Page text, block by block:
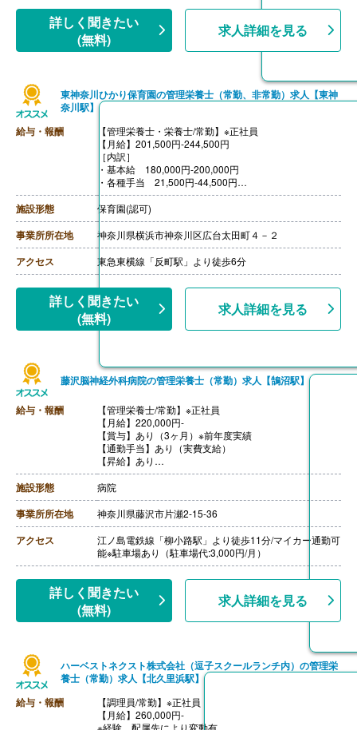
の父母・満18歳以上の就学している子）
※扶養している場合
【賞与】あり（基本給×3.60ヶ月分/年）※前年度実績
【通勤手当】あり（上限なし）
【退職金】あり※勤続3年以上、55歳到達時までの就業年
数に応じて支給
詳しく聞きたい
(無料)
求人詳細を見る
東神奈川ひかり保育園の管理栄養士（常勤、非常勤）求人【東神
奈川駅】
給与・報酬
【管理栄養士・栄養士/常勤】※正社員
【月給】201,500円-244,500円
［内訳］
・基本給 180,000円-200,000円
・各種手当 21,500円-44,500円
［その他手当］
・時間外手当※30分を超える時間外労働は残業代として
追加で支給
・賃貸住宅家賃補助制度 18,000円/月
【賞与】年2回（計2.00ヶ月分）※前年度実績
【通勤手当】あり（上限30,000円/月）
【昇給】あり（1月あたり3,000円-10,000円）※前年度実
【退職金】なし
施設形態 保育園(認可)
事業所所在地 神奈川県横浜市神奈川区広台太田町４－２
アクセス 東急東横線「反町駅」より徒歩6分
詳しく聞きたい
(無料)
求人詳細を見る
藤沢脳神経外科病院の管理栄養士（常勤）求人【鵠沼駅】
給与・報酬
【管理栄養士/常勤】※正社員
【月給】220,000円-
【賞与】あり（3ヶ月）※前年度実績
【通勤手当】あり（実費支給）
【昇給】あり
【退職金】あり※勤続3年以上
施設形態 病院
事業所所在地 神奈川県藤沢市片瀬2-15-36
アクセス
江ノ島電鉄線「柳小路駅」より徒歩11分/マイカー通勤可
能※駐車場あり（駐車場代:3,000円/月）
詳しく聞きたい
(無料)
求人詳細を見る
ハーベストネクスト株式会社（逗子スクールランチ内）の管理栄
養士（常勤）求人【北久里浜駅】
給与・報酬
【調理員/常勤】※正社員
【月給】260,000円-
※経験、配属先により変動有